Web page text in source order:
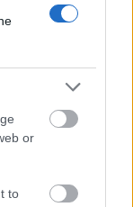
or
to
encontrar
sistema de